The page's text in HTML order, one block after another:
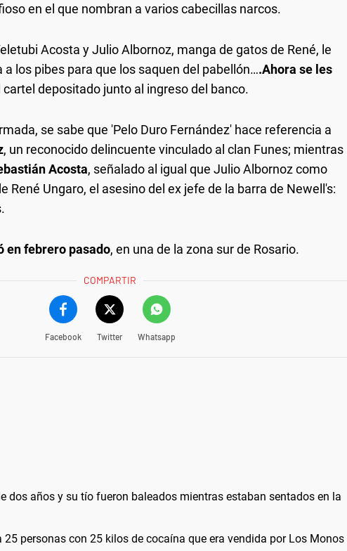
en el que nombran a varios cabecillas narcos.
Acosta y Julio Albornoz, manga de gatos de René, le
los pibes para que los saquen del pabellón….Ahora se les
cartel depositado junto al ingreso del banco.
se sabe que 'Pelo Duro Fernández' hace referencia a
, un reconocido delincuente vinculado al clan Funes; mientras
Acosta, señalado al igual que Julio Albornoz como
René Ungaro, el asesino del ex jefe de la barra de Newell's:
en febrero pasado, en una de la zona sur de Rosario.
COMPARTIR
Facebook Twitter Whatsapp
dos años y su tío fueron baleados mientras estaban sentados en la
25 personas con 25 kilos de cocaína que era vendida por Los Monos